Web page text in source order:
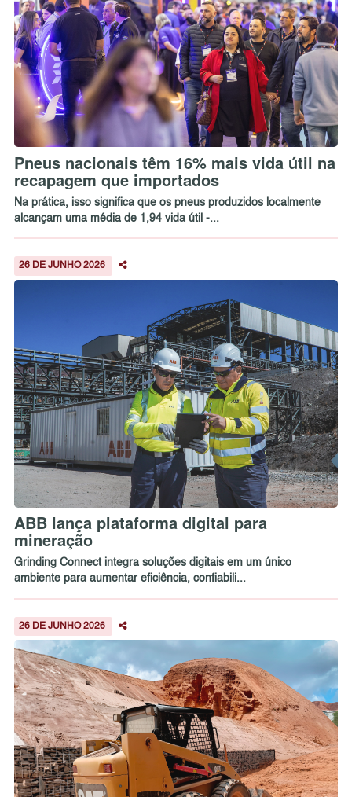
Pneus nacionais têm 16% mais vida útil na
recapagem que importados
Na prática, isso significa que os pneus produzidos localmente
alcançam uma média de 1,94 vida útil -...
26 DE JUNHO 2026
ABB lança plataforma digital para
mineração
Grinding Connect integra soluções digitais em um único
ambiente para aumentar eficiência, confiabili...
26 DE JUNHO 2026